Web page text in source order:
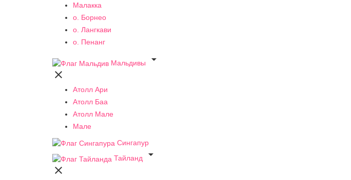
Малакка
о. Борнео
о. Лангкави
о. Пенанг
Мальдивы


Атолл Ари
Атолл Баа
Атолл Мале
Мале
Сингапур
Тайланд

